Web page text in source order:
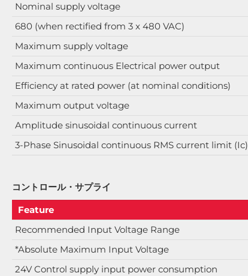
Nominal supply voltage
680 (when rectified from 3 x 480 VAC)
Maximum supply voltage
Maximum continuous Electrical power output
Efficiency at rated power (at nominal conditions)
Maximum output voltage
Amplitude sinusoidal continuous current
3-Phase Sinusoidal continuous RMS current limit (Ic)
コントロール・サプライ
Feature
Recommended Input Voltage Range
*Absolute Maximum Input Voltage
24V Control supply input power consumption